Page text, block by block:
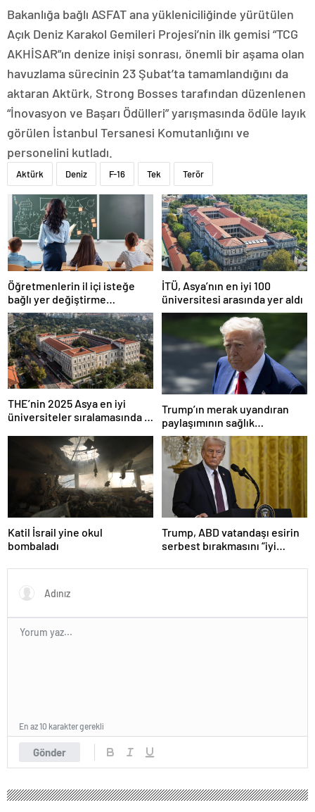
Bakanlığa bağlı ASFAT ana yükleniciliğinde yürütülen
Açık Deniz Karakol Gemileri Projesi’nin ilk gemisi “TCG
AKHİSAR”ın denize inişi sonrası, önemli bir aşama olan
havuzlama sürecinin 23 Şubat’ta tamamlandığını da
aktaran Aktürk, Strong Bosses tarafından düzenlenen
“İnovasyon ve Başarı Ödülleri” yarışmasında ödüle layık
görülen İstanbul Tersanesi Komutanlığını ve
personelini kutladı.
Aktürk Deniz F-16 Tek Terör
Öğretmenlerin il içi isteğe
bağlı yer değiştirme
başvuruları ne zaman?
İTÜ, Asya’nın en iyi 100
üniversitesi arasında yer aldı
THE’nin 2025 Asya en iyi
üniversiteler sıralamasında 4
Trump’ın merak uyandıran
paylaşımının sağlık
sistemiyle ilgili kararname
olduğu anlaşıldı
Katil İsrail yine okul
bombaladı
Trump, ABD vatandaşı esirin
serbest bırakmasını “iyi
olarak değerlendirdi
Gönder
En az 10 karakter gerekli